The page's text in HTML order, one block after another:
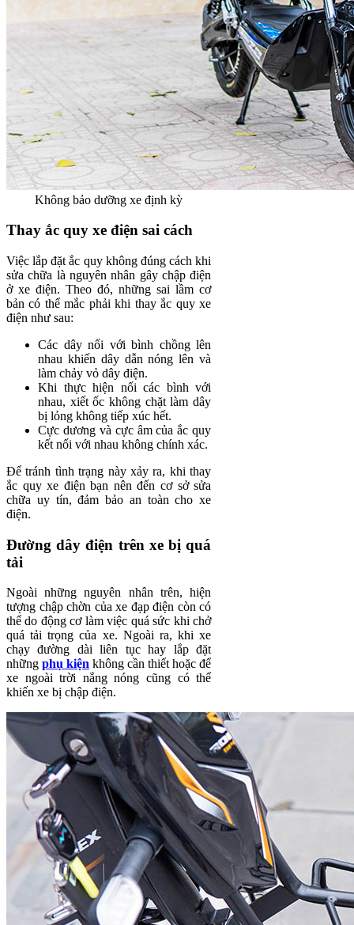
Không bảo dưỡng xe định kỳ
Thay ắc quy xe điện sai cách
Việc lắp đặt ắc quy không đúng cách khi
sửa chữa là nguyên nhân gây chập điện
ở xe điện. Theo đó, những sai lầm cơ
bản có thể mắc phải khi thay ắc quy xe
điện như sau:
Các dây nối với bình chồng lên
nhau khiến dây dẫn nóng lên và
làm chảy vỏ dây điện.
Khi thực hiện nối các bình với
nhau, xiết ốc không chặt làm dây
bị lỏng không tiếp xúc hết.
Cực dương và cực âm của ắc quy
kết nối với nhau không chính xác.
Để tránh tình trạng này xảy ra, khi thay
ắc quy xe điện bạn nên đến cơ sở sửa
chữa uy tín, đảm bảo an toàn cho xe
điện.
Đường dây điện trên xe bị quá
tải
Ngoài những nguyên nhân trên, hiện
tượng chập chờn của xe đạp điện còn có
thể do động cơ làm việc quá sức khi chở
quá tải trọng của xe. Ngoài ra, khi xe
chạy đường dài liên tục hay lắp đặt
nhữngphụ kiện không cần thiết hoặc để
xe ngoài trời nắng nóng cũng có thể
khiến xe bị chập điện.